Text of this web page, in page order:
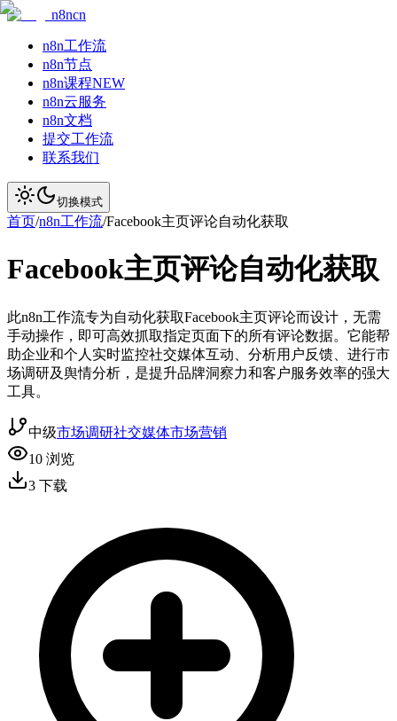
n8ncn
n8n工作流
n8n节点
n8n课程NEW
n8n云服务
n8n文档
提交工作流
联系我们
切换模式
首页/n8n工作流/Facebook主页评论自动化获取
Facebook主页评论自动化获取
此n8n工作流专为自动化获取Facebook主页评论而设计，无需
手动操作，即可高效抓取指定页面下的所有评论数据。它能帮
助企业和个人实时监控社交媒体互动、分析用户反馈、进行市
场调研及舆情分析，是提升品牌洞察力和客户服务效率的强大
工具。
中级市场调研社交媒体市场营销
10 浏览
3 下载